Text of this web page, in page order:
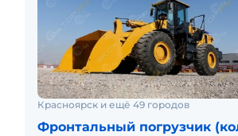
Красноярск и ещё 49 городов
Фронтальный погрузчик